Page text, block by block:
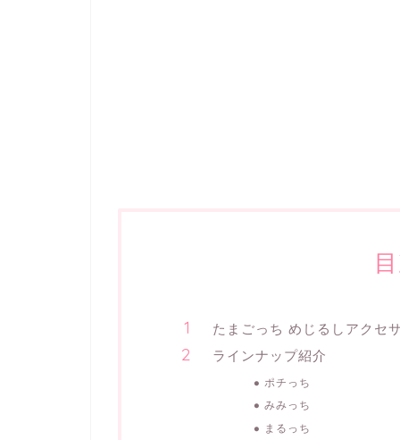
たまごっち めじるしアクセ
ラインナップ紹介
ポチっち
みみっち
まるっち